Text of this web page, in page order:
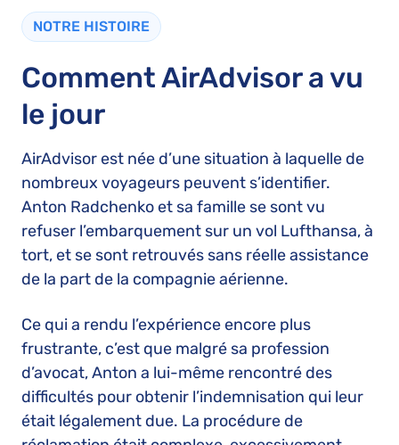
NOTRE HISTOIRE
Comment AirAdvisor a vu
le jour
AirAdvisor est née d’une situation à laquelle de
nombreux voyageurs peuvent s’identifier.
Anton Radchenko et sa famille se sont vu
refuser l’embarquement sur un vol Lufthansa, à
tort, et se sont retrouvés sans réelle assistance
de la part de la compagnie aérienne.
Ce qui a rendu l’expérience encore plus
frustrante, c’est que malgré sa profession
d’avocat, Anton a lui-même rencontré des
difficultés pour obtenir l’indemnisation qui leur
était légalement due. La procédure de